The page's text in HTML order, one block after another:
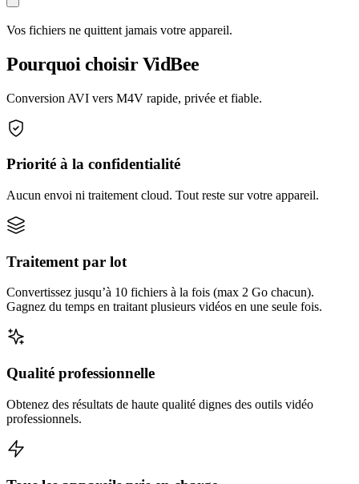
Vos fichiers ne quittent jamais votre appareil.
Pourquoi choisir VidBee
Conversion AVI vers M4V rapide, privée et fiable.
Priorité à la confidentialité
Aucun envoi ni traitement cloud. Tout reste sur votre appareil.
Traitement par lot
Convertissez jusqu’à 10 fichiers à la fois (max 2 Go chacun).
Gagnez du temps en traitant plusieurs vidéos en une seule fois.
Qualité professionnelle
Obtenez des résultats de haute qualité dignes des outils vidéo
professionnels.